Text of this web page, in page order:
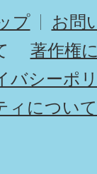
プ
お問
著作権
バシーポ
ィについて